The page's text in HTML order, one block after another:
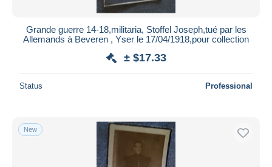
Grande guerre 14-18,militaria, Stoffel Joseph,tué par les
Allemands à Beveren , Yser le 17/04/1918,pour collection
± $17.33
Status Professional
New